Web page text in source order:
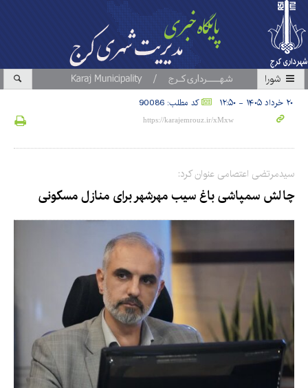
شورا
۲۰ خرداد ۱۴۰۵ - ۱۲:۵۰ کد مطلب: 90086
سیدمرتضی اعتصامی عنوان کرد:
چالش سمپاشی باغ سیب مهرشهر برای منازل مسکونی